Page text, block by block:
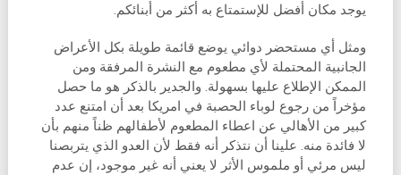
يوجد مكان أفضل للإستمتاع به أكثر من أبنائكم.
ومثل أي مستحضر دوائي يوضع قائمة طويلة بكل الأعراض
الجانبية المحتملة لأي مطعوم مع النشرة المرفقة ومن
الممكن الإطلاع عليها بسهولة. والجدير بالذكر هو ما حصل
مؤخراً من رجوع لوباء الحصبة في امريكا بعد أن امتنع عدد
كبير من الأهالي عن اعطاء المطعوم لأطفالهم ظناً منهم بأن
لا فائدة منه. علينا أن نتذكر أنه فقط لأن العدو الذي يتربصنا
ليس مرئي أو ملموس الأثر لا يعني أنه غير موجود، إن عدم